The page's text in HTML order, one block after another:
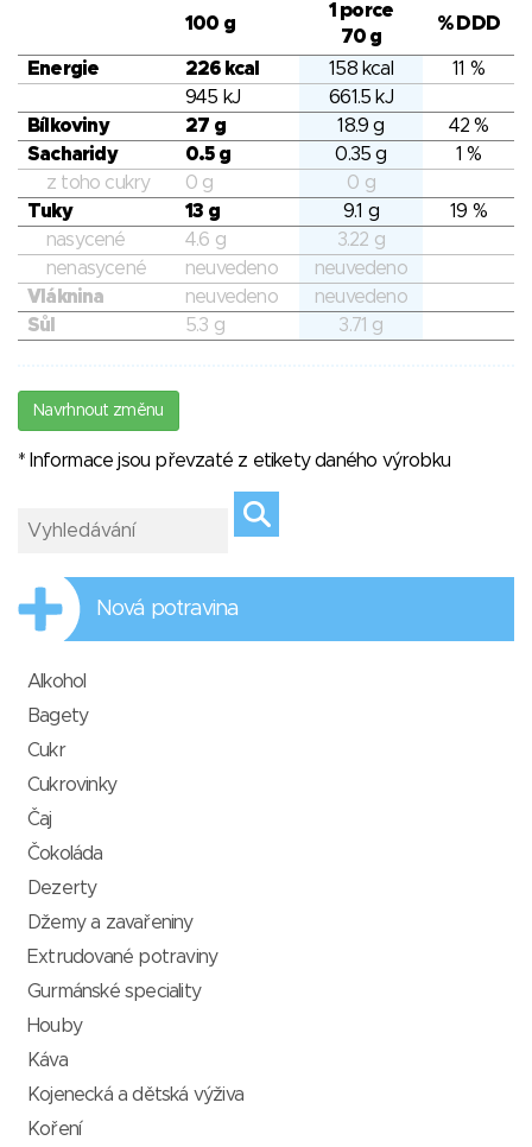
100 g
1 porce
70 g
% DDD
Energie 226 kcal 158 kcal
11 %
945 kJ
661.5 kJ
Bílkoviny
27 g 18.9 g
42 %
Sacharidy
0.5 g 0.35 g
1 %
z toho cukry
0 g
0 g
Tuky
13 g 9.1 g
19 %
nasycené
4.6 g
3.22 g
nenasycené
neuvedeno
neuvedeno
Vláknina
neuvedeno
neuvedeno
Sůl
5.3 g 3.71 g
Navrhnout změnu
* Informace jsou převzaté z etikety daného výrobku
Nová potravina
Alkohol
Bagety
Cukr
Cukrovinky
Čaj
Čokoláda
Dezerty
Džemy a zavařeniny
Extrudované potraviny
Gurmánské speciality
Houby
Káva
Kojenecká a dětská výživa
Koření